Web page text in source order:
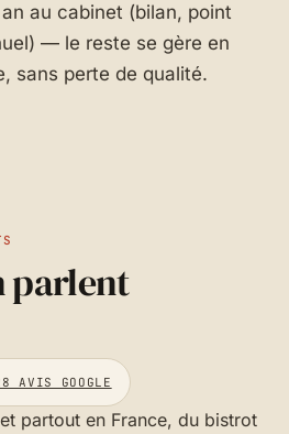
au cabinet (bilan, point
— le reste se gère en
sans perte de qualité.
parlent
AVIS GOOGLE
partout en France, du bistrot